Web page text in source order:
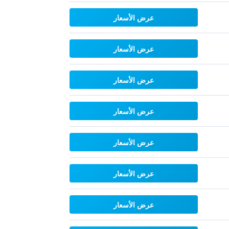
عرض الأسعار
عرض الأسعار
عرض الأسعار
عرض الأسعار
عرض الأسعار
عرض الأسعار
عرض الأسعار